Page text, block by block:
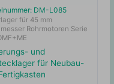
DM-L085
für 45 mm
Rohrmotoren Serie
und
für Neubau-